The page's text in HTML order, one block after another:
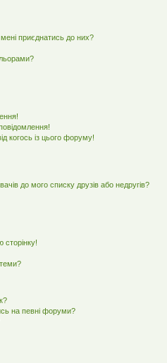
мені приєднатись до них?
когось із цього форуму!
до мого списку друзів або недругів?
сторінку!
на певні форуми?